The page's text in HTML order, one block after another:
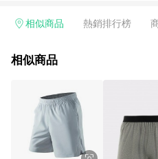
單皆不符合贈點資格。
相似商品 熱銷排行榜
相似商品